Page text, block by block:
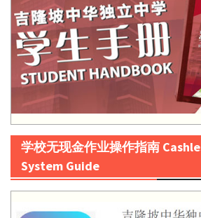
学校无现金作业操作指南
System Guide